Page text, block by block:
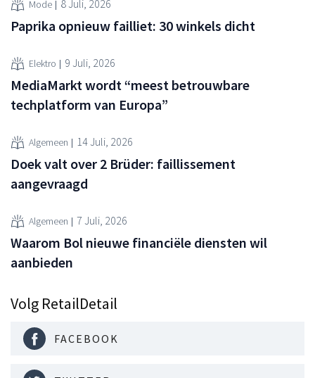
Mode 8 Juli, 2026
Paprika opnieuw failliet: 30 winkels dicht
Elektro 9 Juli, 2026
MediaMarkt wordt “meest betrouwbare
techplatform van Europa”
Algemeen 14 Juli, 2026
Doek valt over 2 Brüder: faillissement
aangevraagd
Algemeen 7 Juli, 2026
Waarom Bol nieuwe financiële diensten wil
aanbieden
Volg RetailDetail
FACEBOOK